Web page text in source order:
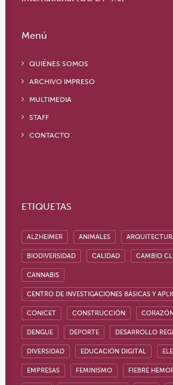
Menú
QUIÉNES SOMOS
ARCHIVO IMPRESO
MULTIMEDIA
STAFF
CONTACTO
ETIQUETAS
ALZHEIMER ANIMALES
BIODIVERSIDAD CALIDAD CAMBIO
CANNABIS
CENTRO DE INVESTIGACIONES BÁSICAS Y
CONICET CONSTRUCCIÓN
DENGUE DEPORTE DESARROLLO
DIVERSIDAD EDUCACIÓN DIGITAL
EMPRESAS FEMINISMO FIEBRE